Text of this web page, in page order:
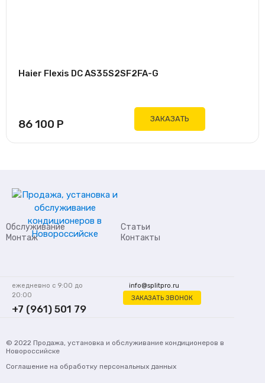
Haier Flexis DC AS35S2SF2FA-G
86 100 Р ЗАКАЗАТЬ
Обслуживание
Монтаж
Статьи
Контакты
info@splitpro.ru
ЗАКАЗАТЬ ЗВОНОК
ежедневно с 9:00 до
20:00
+7 (961) 501 79
© 2022 Продажа, установка и обслуживание кондиционеров в
Новороссийске
Соглашение на обработку персональных данных